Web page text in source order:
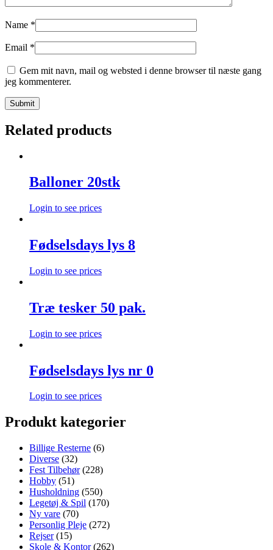
Name *
Email *
Gem mit navn, mail og websted i denne browser til næste gang
jeg kommenterer.
Related products
Balloner 20stk
Login to see prices
Fødselsdays lys 8
Login to see prices
Træ tesker 50 pak.
Login to see prices
Fødselsdays lys nr 0
Login to see prices
Produkt kategorier
Billige Resterne (6)
Diverse (32)
Fest Tilbehør (228)
Hobby (51)
Husholdning (550)
Legetøj & Spil (170)
Ny vare (70)
Personlig Pleje (272)
Rejser (15)
Skole & Kontor (262)